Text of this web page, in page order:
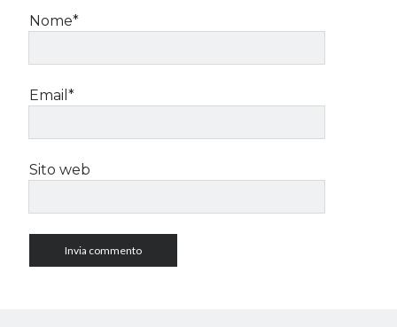
Nome*
Email*
Sito web